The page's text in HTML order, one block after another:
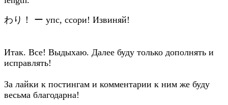
わり！ ー упс, ссори! Извиняй!
Итак. Все! Выдыхаю. Далее буду только дополнять и
исправлять!
За лайки к постингам и комментарии к ним же буду
весьма благодарна!